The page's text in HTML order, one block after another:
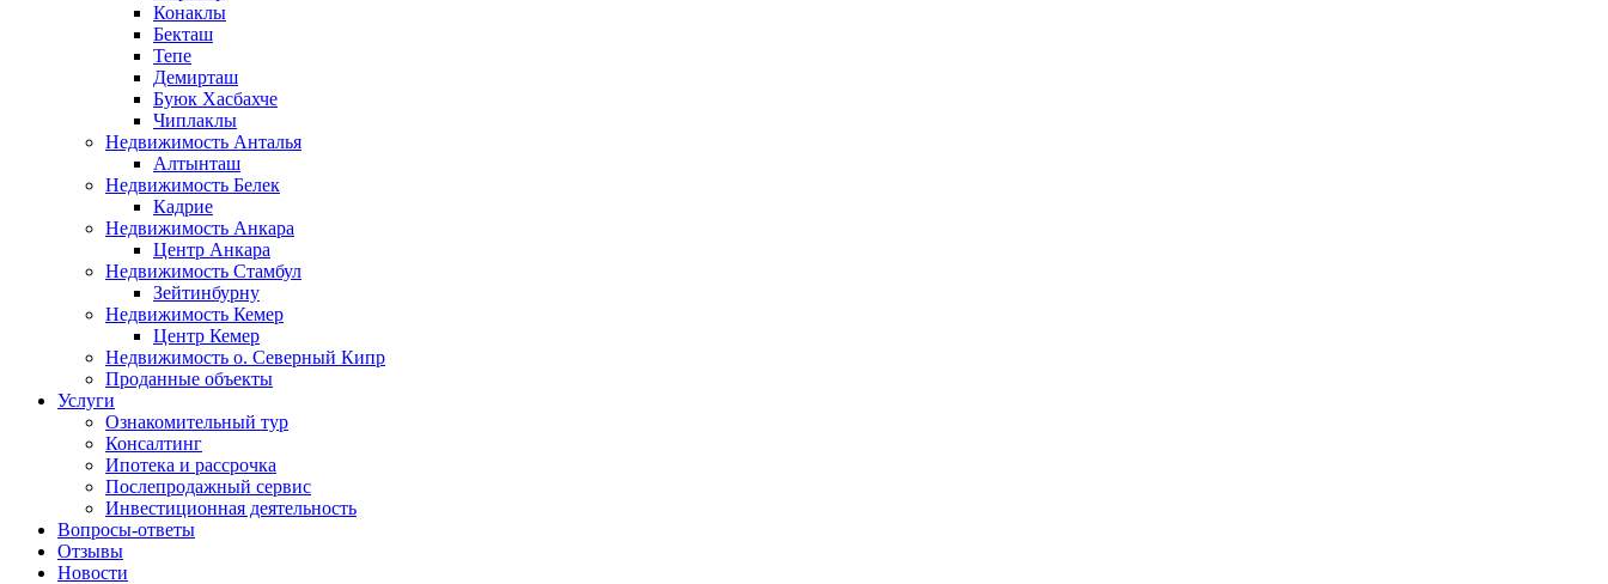
Конаклы
Бекташ
Тепе
Демирташ
Буюк Хасбахче
Чиплаклы
Недвижимость Анталья
Алтынташ
Недвижимость Белек
Кадрие
Недвижимость Анкара
Центр Анкара
Недвижимость Стамбул
Зейтинбурну
Недвижимость Кемер
Центр Кемер
Недвижимость о. Северный Кипр
Проданные объекты
Услуги
Ознакомительный тур
Консалтинг
Ипотека и рассрочка
Послепродажный сервис
Инвестиционная деятельность
Вопросы-ответы
Отзывы
Новости